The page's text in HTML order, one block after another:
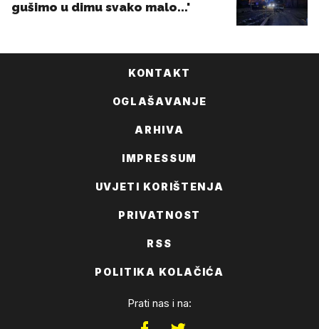
KONTAKT
OGLAŠAVANJE
ARHIVA
IMPRESSUM
UVJETI KORIŠTENJA
PRIVATNOST
RSS
POLITIKA KOLAČIĆA
Prati nas i na: